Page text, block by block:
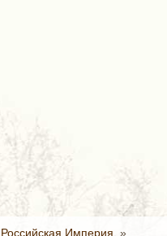
Российская Империя. »